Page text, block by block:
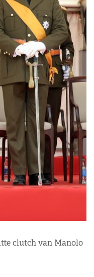
clutch van Manolo